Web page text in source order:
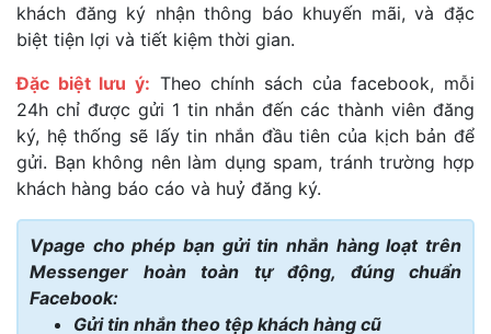
khách đăng ký nhận thông báo khuyến mãi, và đặc
biệt tiện lợi và tiết kiệm thời gian.
Đặc biệt lưu ý: Theo chính sách của facebook, mỗi
24h chỉ được gửi 1 tin nhắn đến các thành viên đăng
ký, hệ thống sẽ lấy tin nhắn đầu tiên của kịch bản để
gửi. Bạn không nên làm dụng spam, tránh trường hợp
khách hàng báo cáo và huỷ đăng ký.
Vpage cho phép bạn gửi tin nhắn hàng loạt trên
Messenger hoàn toàn tự động, đúng chuẩn
Facebook:
Gửi tin nhắn theo tệp khách hàng cũ